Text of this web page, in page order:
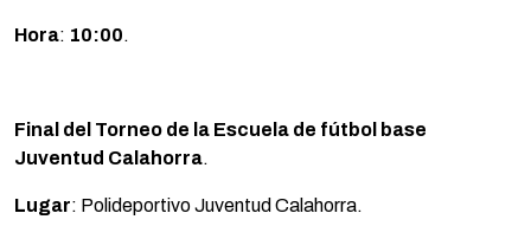
Hora: 10:00.
Final del Torneo de la Escuela de fútbol base
Juventud Calahorra.
Lugar: Polideportivo Juventud Calahorra.